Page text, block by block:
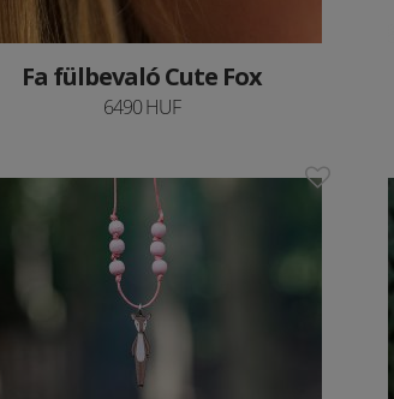
Fa fülbevaló Cute Fox
6490 HUF